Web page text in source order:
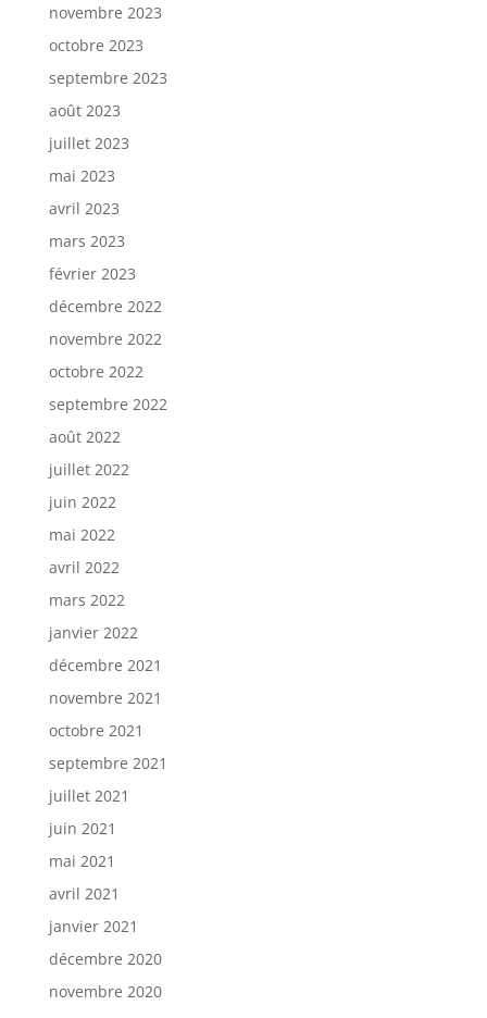
novembre 2023
octobre 2023
septembre 2023
août 2023
juillet 2023
mai 2023
avril 2023
mars 2023
février 2023
décembre 2022
novembre 2022
octobre 2022
septembre 2022
août 2022
juillet 2022
juin 2022
mai 2022
avril 2022
mars 2022
janvier 2022
décembre 2021
novembre 2021
octobre 2021
septembre 2021
juillet 2021
juin 2021
mai 2021
avril 2021
janvier 2021
décembre 2020
novembre 2020